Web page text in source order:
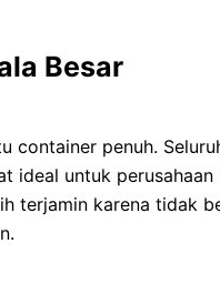
Besar
container penuh.
ideal untuk perusahaan
terjamin karena tidak